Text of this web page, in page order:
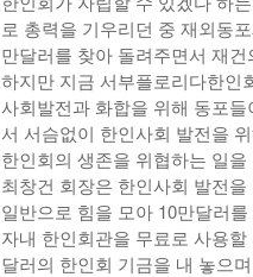
로 총력을 기우리던 중 재외동
만달러를 찾아 돌려주면서 재
하지만 지금 서부플로리다한인
사회발전과 화합을 위해 동포
서 서슴없이 한인사회 발전을
한인회의 생존을 위협하는 일
최창건 회장은 한인사회 발전
일반으로 힘을 모아 10만달러
자내 한인회관을 무료로 사용
달러의 한인회 기금을 내 놓으